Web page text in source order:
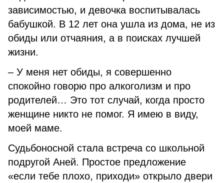
зависимостью, и девочка воспитывалась
бабушкой. В 12 лет она ушла из дома, не из
обиды или отчаяния, а в поисках лучшей
жизни.
– У меня нет обиды, я совершенно
спокойно говорю про алкоголизм и про
родителей… Это тот случай, когда просто
женщине никто не помог. Я имею в виду,
моей маме.
Судьбоносной стала встреча со школьной
подругой Аней. Простое предложение
«если тебе плохо, приходи» открыло двери